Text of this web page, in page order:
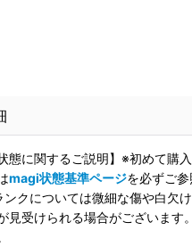
状態に関するご説明】※初めて
magi状態基準ページを必ずご
ンクについては微細な傷や白欠
見受けられる場合がございま